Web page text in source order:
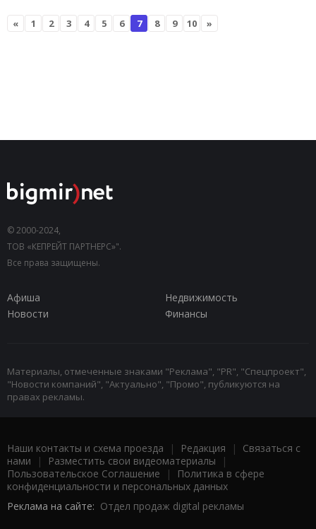
« 1 2 3 4 5 6 7 8 9 10 »
© 2000-2024,
ТОВ «КЕПРЕЙТ ПАРТНЕРС»".
Все права защищены.
Афиша
Недвижимость
Новости
Финансы
Материалы, отмеченные знаками "Реклама", "PR", "Спецпроект",
"Новости компаний", "Актуально", "Промо", публикуются на
правах рекламы.
Наши контакты и схема проезда | Редакция | Связаться с
нами | Разместить свои видеоматериалы |
Пользовательское Соглашение |
Политика в сфере
конфиденциальности и персональных данных
Реклама на сайте: Отдел продаж digital рекламы